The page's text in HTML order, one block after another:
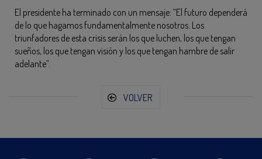
El presidente ha terminado con un mensaje: “El futuro dependerá
de lo que hagamos fundamentalmente nosotros. Los
triunfadores de esta crisis serán los que luchen, los que tengan
sueños, los que tengan visión y los que tengan hambre de salir
adelante”.
VOLVER